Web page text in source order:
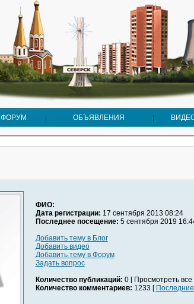
ФОРУМ ОБЪЯВЛЕНИЯ
ФИО:
Дата регистрации: 17 сентября 2013 08:24
Последнее посещение: 5 сентября 2019
Добавить тему в Блог
Добавить видео
Добавить тему в Форум
Задать вопрос
Количество публикаций: 0 [ Просмотреть все
Количество комментариев: 1233 [